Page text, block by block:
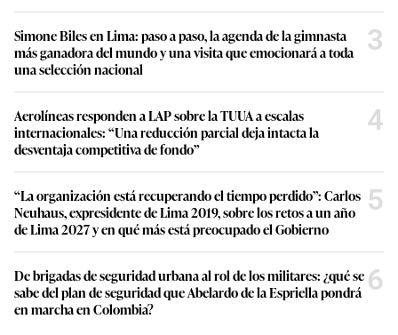
Simone Biles en Lima: paso a paso, la agenda de la gimnasta
más ganadora del mundo y una visita que emocionará a toda
una selección nacional
3
Aerolíneas responden a LAP sobre la TUUA a escalas
internacionales: “Una reducción parcial deja intacta la
desventaja competitiva de fondo”
4
“La organización está recuperando el tiempo perdido”: Carlos
Neuhaus, expresidente de Lima 2019, sobre los retos a un año
de Lima 2027 y en qué más está preocupado el Gobierno
5
De brigadas de seguridad urbana al rol de los militares: ¿qué se
sabe del plan de seguridad que Abelardo de la Espriella pondrá
en marcha en Colombia?
6